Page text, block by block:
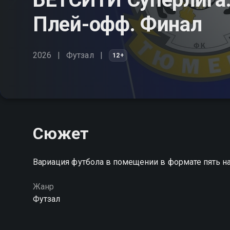
Плей-офф. Финал
2026 Футзал 12+
Сюжет
Вариация футбола в помещении в формате пять
Жанр
Футзал